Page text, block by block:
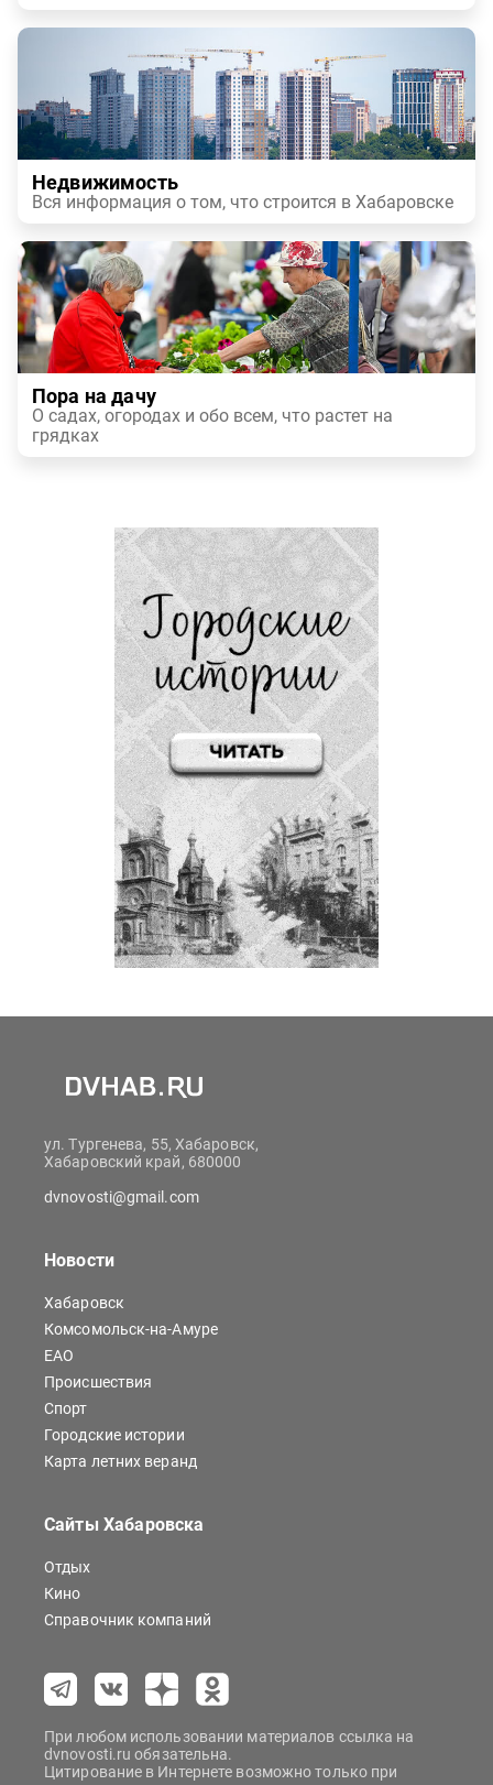
Недвижимость
Вся информация о том, что строится в Хабаровске
Пора на дачу
О садах, огородах и обо всем, что растет на
грядках
ул. Тургенева, 55, Хабаровск,
Хабаровский край, 680000
dvnovosti@gmail.com
Новости
Хабаровск
Комсомольск-на-Амуре
ЕАО
Происшествия
Спорт
Городские истории
Карта летних веранд
Сайты Хабаровска
Отдых
Кино
Справочник компаний
При любом использовании материалов ссылка на
dvnovosti.ru обязательна.
Цитирование в Интернете возможно только при